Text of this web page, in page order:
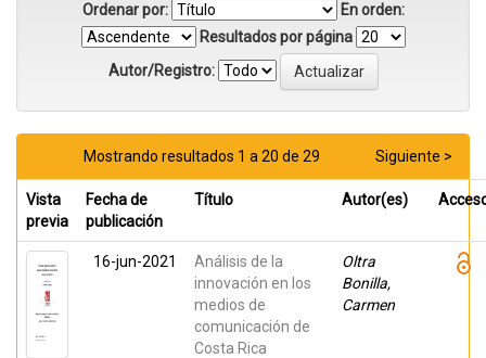
Ordenar por:
En orden:
Resultados por página
Autor/Registro:
Mostrando resultados 1 a 20 de 29 Siguiente >
Vista
previa
Fecha de
publicación
Título Autor(es)
16-jun-2021
Análisis de la
innovación en los
medios de
comunicación de
Costa Rica
Oltra
Bonilla,
Carmen